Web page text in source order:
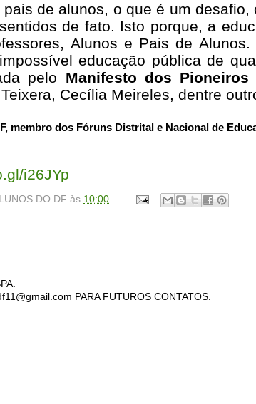
de alunos, o que é um desafio,
de fato. Isto porque, a
Alunos e Pais de
educação pública de
pelo Manifesto dos
Cecília Meireles, dentre
membro dos Fóruns Distrital e Nacional de
i26JYp
DO DF às 10:00
PARA FUTUROS CONTATOS.